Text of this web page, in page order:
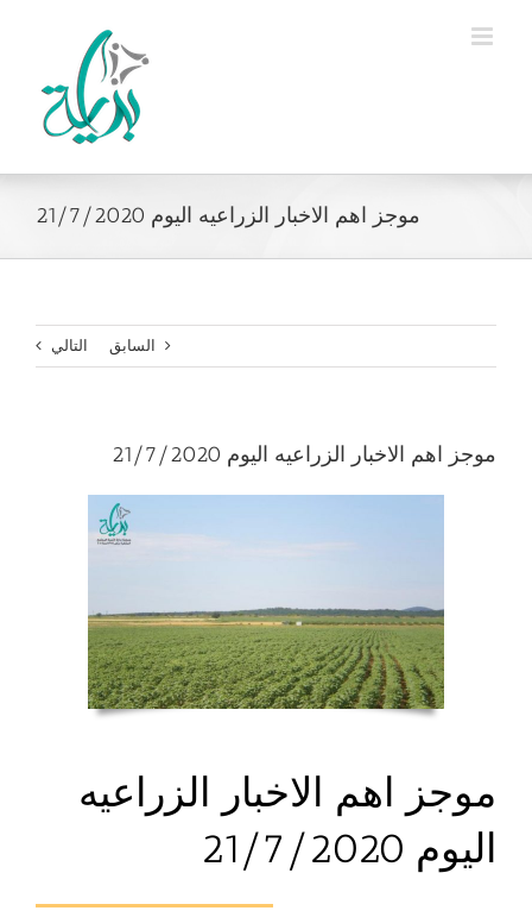
موجز اهم الاخبار الزراعيه اليوم 21/7/2020
السابق التالي
موجز اهم الاخبار الزراعيه اليوم 21/7/2020
موجز اهم الاخبار الزراعيه
اليوم 21/7/2020